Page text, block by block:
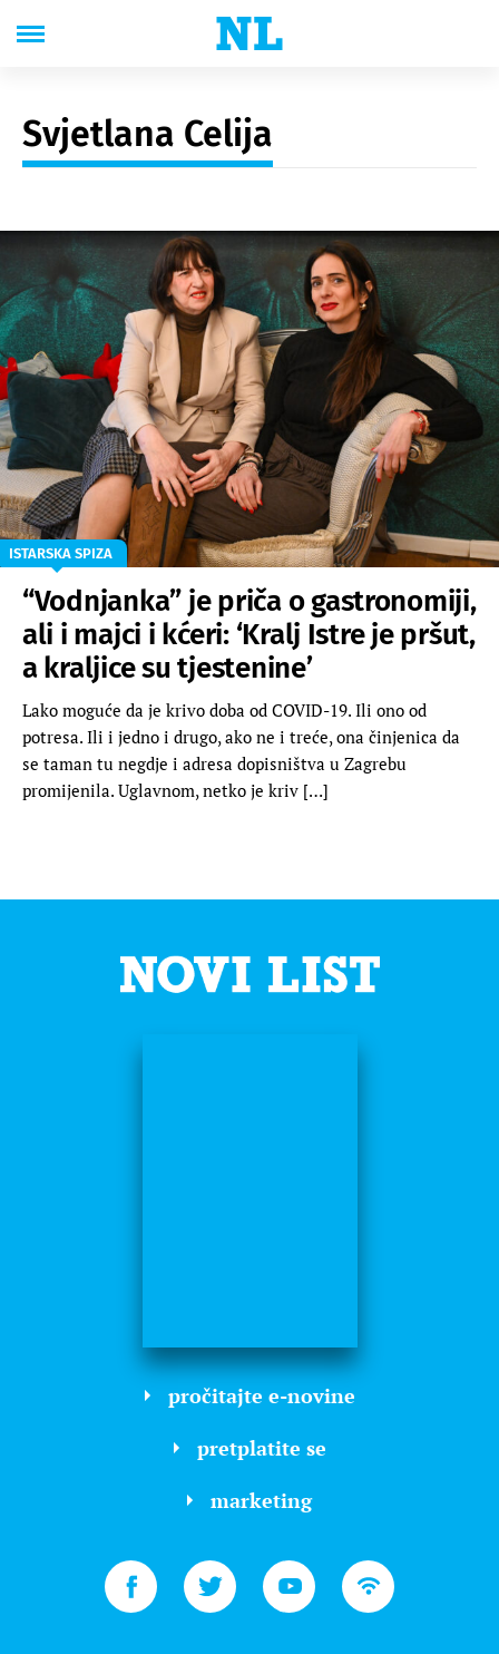
Svjetlana Celija
ISTARSKA SPIZA
“Vodnjanka” je priča o gastronomiji,
ali i majci i kćeri: ‘Kralj Istre je pršut,
a kraljice su tjestenine’
Lako moguće da je krivo doba od COVID-19. Ili ono od
potresa. Ili i jedno i drugo, ako ne i treće, ona činjenica da
se taman tu negdje i adresa dopisništva u Zagrebu
promijenila. Uglavnom, netko je kriv […]
pročitajte e-novine
pretplatite se
marketing